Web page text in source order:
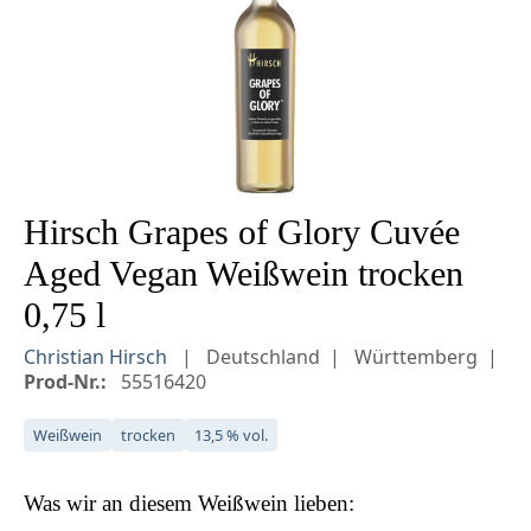
Hirsch Grapes of Glory Cuvée
Aged Vegan Weißwein trocken
0,75 l
Christian Hirsch Deutschland
Württemberg
Prod-Nr.:
55516420
Weißwein trocken 13,5 % vol.
Was wir an diesem Weißwein lieben: